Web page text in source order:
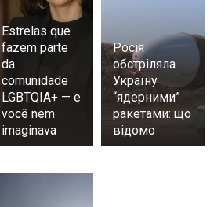
Estrelas que
fazem parte
da
comunidade
LGBTQIA+ — e
você nem
imaginava
Росія
обстріляла
Україну
“ядерними”
ракетами: що
відомо